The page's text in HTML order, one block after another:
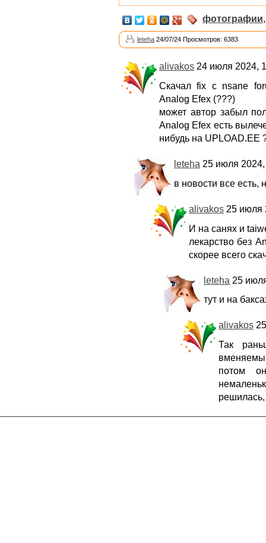
фотографии
leteha 24/07/24 Просмотров: 6383
alivakos 24 июля 2024,
Скачал fix с nsane
Analog Efex (???)
может автор забыл
Analog Efex есть
нибудь на UPLOAD.EE
leteha 25 июля
в новости все
alivakos 25 июля
И на санях и
лекарство без
скорее всего
leteha 25
тут и на
alivakos
Так
потом